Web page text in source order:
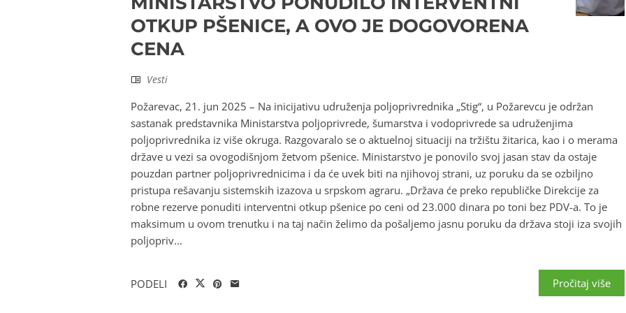
OTKUP PŠENICE, A OVO JE DOGOVORENA
CENA
Vesti
Požarevac, 21. jun 2025 – Na inicijativu udruženja poljoprivrednika „Stig“, u Požarevcu je održan
sastanak predstavnika Ministarstva poljoprivrede, šumarstva i vodoprivrede sa udruženjima
poljoprivrednika iz više okruga. Razgovaralo se o aktuelnoj situaciji na tržištu žitarica, kao i o merama
države u vezi sa ovogodišnjom žetvom pšenice. Ministarstvo je ponovilo svoj jasan stav da ostaje
pouzdan partner poljoprivrednicima i da će uvek biti na njihovoj strani, uz poruku da se ozbiljno
pristupa rešavanju sistemskih izazova u srpskom agraru. „Država će preko republičke Direkcije za
robne rezerve ponuditi interventni otkup pšenice po ceni od 23.000 dinara po toni bez PDV-a. To je
maksimum u ovom trenutku i na taj način želimo da pošaljemo jasnu poruku da država stoji iza svojih
poljopriv...
Pročitaj više
PODELI